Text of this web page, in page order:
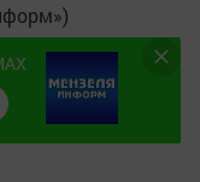
прощения